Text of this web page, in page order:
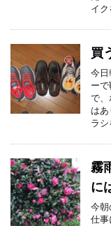
イ
買
今日
ー
で、
は
ラ
霧
に
今朝
仕事